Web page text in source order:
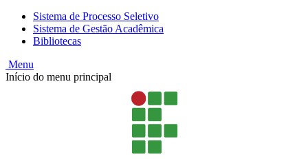
Sistema de Processo Seletivo
Sistema de Gestão Acadêmica
Bibliotecas
Menu
Início do menu principal